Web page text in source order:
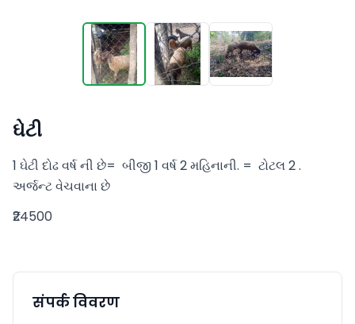
ઘેટી
1 ઘેટી દોઢ વર્ષ ની છે=  બીજી 1 વર્ષ 2 મહિનાની. =  ટોટલ 2 .
અર્જન્ટ વેચવાના છે
₹24500
संपर्क विवरण